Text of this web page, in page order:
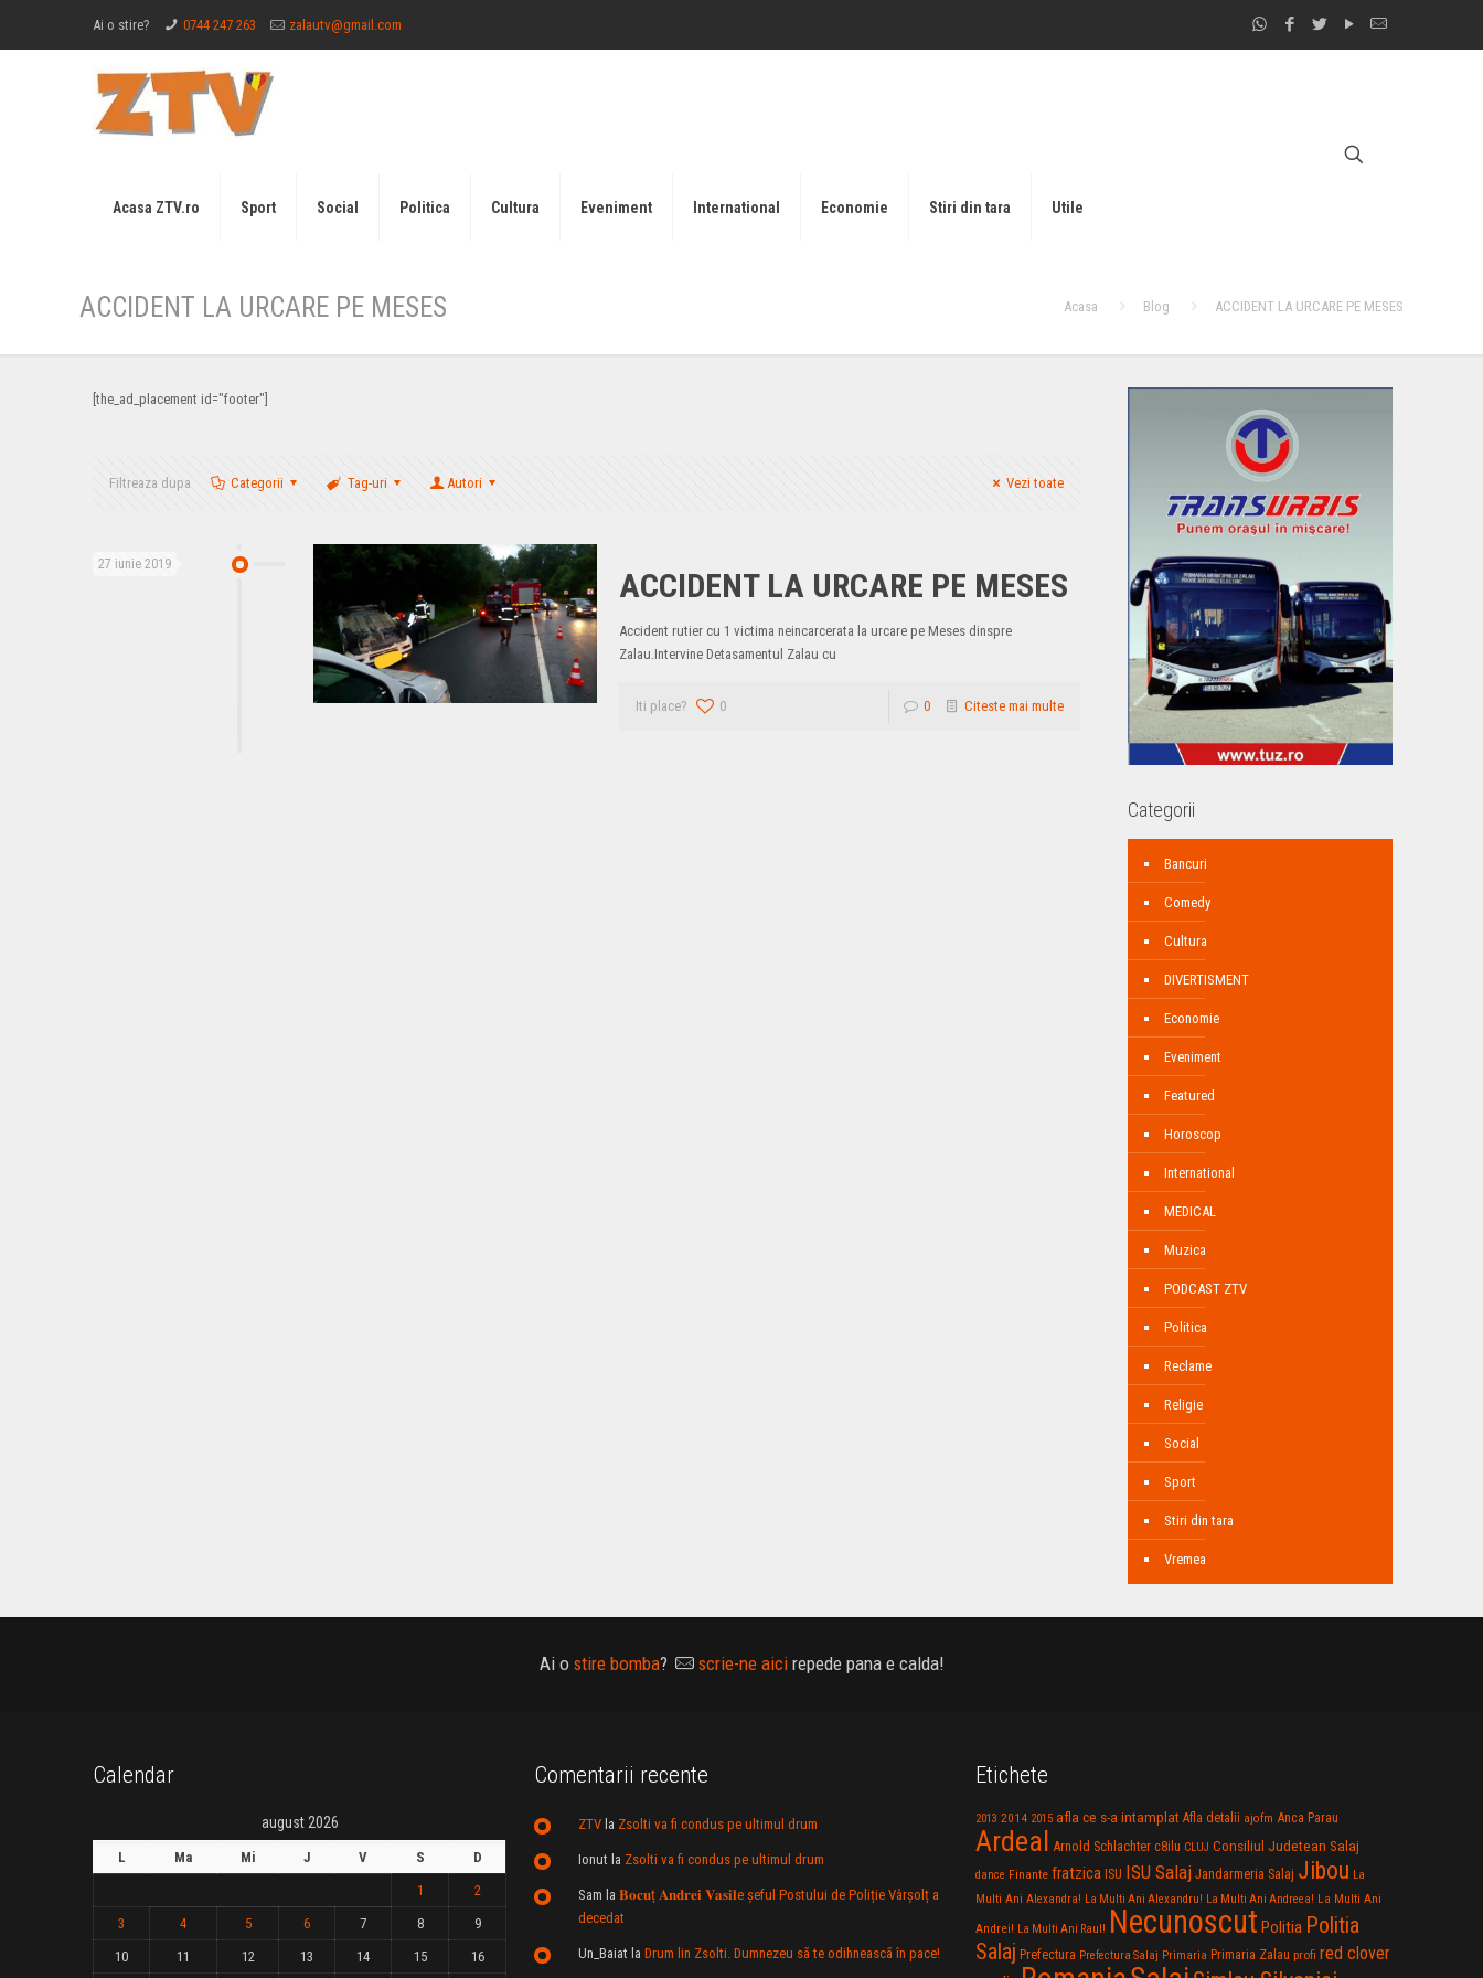
Ai o stire? 0744 247 263 zalautv@gmail.com
Acasa ZTV.ro Sport Social Politica Cultura Eveniment International Economie Stiri din tara Utile
ACCIDENT LA URCARE PE MESES Acasa Blog ACCIDENT LA URCARE PE MESES
[the_ad_placement id="footer"]
Filtreaza dupa Categorii Tag-uri Autori Vezi toate
27 iunie 2019
ACCIDENT LA URCARE PE MESES
Accident rutier cu 1 victima neincarcerata la urcare pe Meses dinspre
Zalau.Intervine Detasamentul Zalau cu
Iti place? 0 0 Citeste mai multe
Categorii
Bancuri
Comedy
Cultura
DIVERTISMENT
Economie
Eveniment
Featured
Horoscop
International
MEDICAL
Muzica
PODCAST ZTV
Politica
Reclame
Religie
Social
Sport
Stiri din tara
Vremea
Ai o stire bomba? scrie-ne aicirepede pana e calda!
Calendar
august 2026
L Ma Mi J V S
D
1
2
3
4 5 6 7 8
9
10
11 12 13 14 15 16
Comentarii recente
ZTVla Zsolti va fi condus pe ultimul drum
Ionut la Zsolti va fi condus pe ultimul drum
Sam la 𝐁𝐨𝐜𝐮ț 𝐀𝐧𝐝𝐫𝐞𝐢 𝐕𝐚𝐬𝐢𝐥e şeful Postului de Poliție Vârșolț a
decedat
Un_Baiat la Drum lin Zsolti. Dumnezeu sã te odihneascã în pace!
Etichete
2013 2014 2015 afla ce s-a intamplat Afla detalii ajofm Anca Parau
Ardeal Arnold Schlachter c8ilu CLUJ Consiliul Judetean Salaj
dance Finante fratzica ISU ISU Salaj Jandarmeria Salaj Jibou La
Multi Ani Alexandra! La Multi Ani Alexandru! La Multi Ani Andreea! La Multi Ani
Andrei! La Multi Ani Raul! Necunoscut Politia Politia
Salaj Prefectura Prefectura Salaj Primaria Primaria Zalau profi red clover